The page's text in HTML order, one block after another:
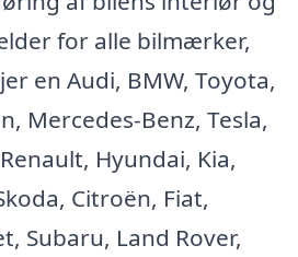
for alle bilmærker,
en Audi, BMW, Toyota,
Mercedes-Benz, Tesla,
Hyundai, Kia,
Citroën, Fiat,
Subaru, Land Rover,